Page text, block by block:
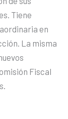
Tiene
en
La misma
Fiscal